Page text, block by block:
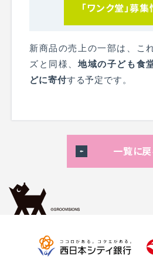
「ワンク堂」募
新商品の売上の一部は、こ
ズと同様、地域の子ども食
どに寄付する予定です。
一覧に